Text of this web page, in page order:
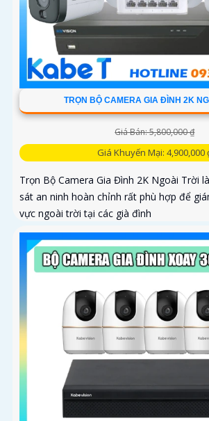
TRỌN BỘ CAMERA GIA ĐÌNH 2K
Giá Bán: 5,800,000 ₫
Giá Khuyến Mại: 4,900,000
Trọn Bộ Camera Gia Đình 2K Ngoài Trời
sát an ninh hoàn chỉnh rất phù hợp để
vực ngoài trời tại các già đình